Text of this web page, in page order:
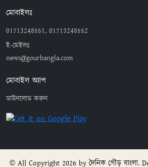
মোবাইলঃ
01713248551, 01713248552
ই-মেইলঃ
news@gourbangla.com
মোবাইল অ্যাপ
ডাউনলোড করুন
© All Copyright 2026 by দৈনিক গৌড় বাংলা.